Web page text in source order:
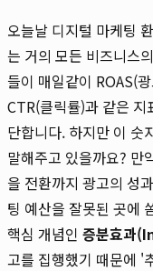
오늘날 디지털 마케팅
는 거의 모든 비즈니스
들이 매일같이 ROAS(
CTR(클릭률)과 같은
단합니다. 하지만 이 숫
말해주고 있을까요? 만
을 전환까지 광고의 성
팅 예산을 잘못된 곳에
핵심 개념인 증분효과
고를 집행했기 때문에 '